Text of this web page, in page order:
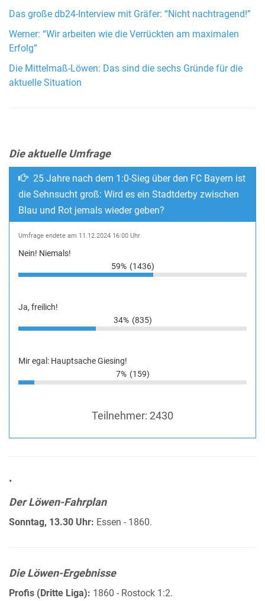
Das große db24-Interview mit Gräfer: “Nicht nachtragend!”
Werner: “Wir arbeiten wie die Verrückten am maximalen
Erfolg”
Die Mittelmaß-Löwen: Das sind die sechs Gründe für die
aktuelle Situation
Die aktuelle Umfrage
25 Jahre nach dem 1:0-Sieg über den FC Bayern ist
die Sehnsucht groß: Wird es ein Stadtderby zwischen
Blau und Rot jemals wieder geben?
Umfrage endete am 11.12.2024 16:00 Uhr
Nein! Niemals!
59% (1436)
Ja, freilich!
34% (835)
Mir egal: Hauptsache Giesing!
7% (159)
Teilnehmer: 2430
•
Der Löwen-Fahrplan
Sonntag, 13.30 Uhr: Essen - 1860.
Die Löwen-Ergebnisse
Profis (Dritte Liga): 1860 - Rostock 1:2.